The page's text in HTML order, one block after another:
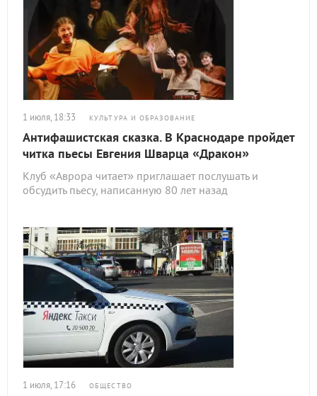
1 июля, 18:33 КУЛЬТУРА И ОБРАЗОВАНИЕ
Антифашистская сказка. В Краснодаре пройдет
читка пьесы Евгения Шварца «Дракон»
Клуб «Аврора читает» приглашает послушать и
обсудить пьесу, написанную 80 лет назад
1 июля, 17:16 ОБЩЕСТВО